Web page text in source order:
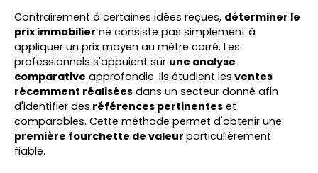
Contrairement à certaines idées reçues, déterminer le
prix immobilier ne consiste pas simplement à
appliquer un prix moyen au mètre carré. Les
professionnels s'appuient sur une analyse
comparative approfondie. Ils étudient les ventes
récemment réalisées dans un secteur donné afin
d'identifier des références pertinentes et
comparables. Cette méthode permet d'obtenir une
première fourchette de valeur particulièrement
fiable.